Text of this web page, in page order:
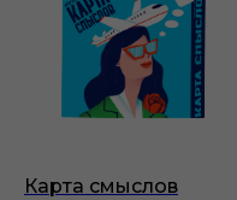
Карта смыслов